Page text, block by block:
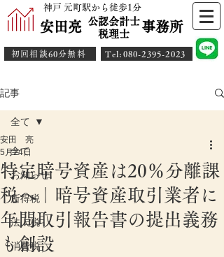
神戸 元町駅から徒歩1分
安田亮 事務所
公認会計士
​税理士
初回相談60分無料 ​Tel:080-2395-2023
記事
全て
お知らせ
所得税
法人税
消費税
全て
特定暗号資産は20％分離課
税へ｜暗号資産取引業者に
年間取引報告書の提出義務
も創設
安田 亮
5月24日